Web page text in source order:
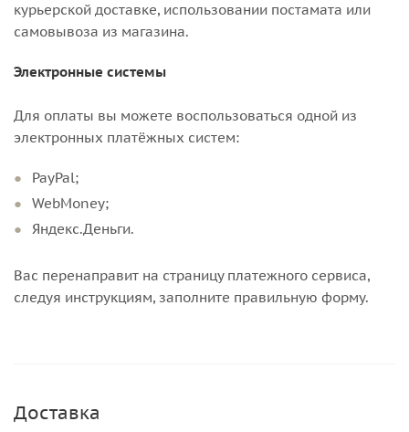
курьерской доставке, использовании постамата или
самовывоза из магазина.
Электронные системы
Для оплаты вы можете воспользоваться одной из
электронных платёжных систем:
PayPal;
WebMoney;
Яндекс.Деньги.
Вас перенаправит на страницу платежного сервиса,
следуя инструкциям, заполните правильную форму.
Доставка